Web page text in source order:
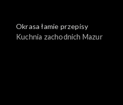
Okrasa łamie przepisy
Kuchnia zachodnich Mazur